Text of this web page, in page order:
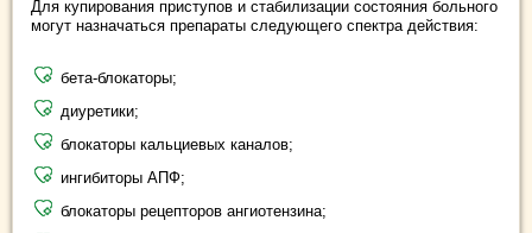
Для купирования приступов и стабилизации состояния больного
могут назначаться препараты следующего спектра действия:
бета-блокаторы;
диуретики;
блокаторы кальциевых каналов;
ингибиторы АПФ;
блокаторы рецепторов ангиотензина;